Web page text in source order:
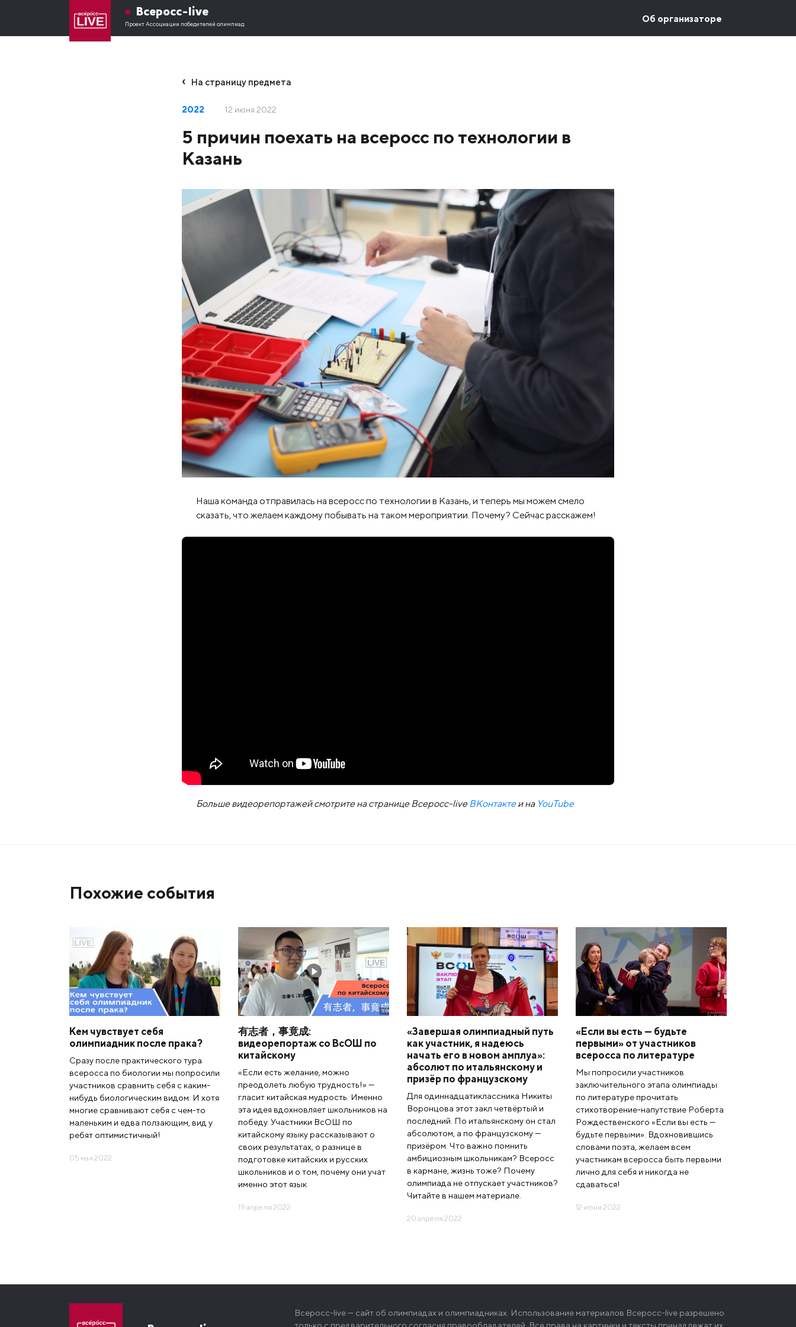
Всеросс-live
Проект Ассоциации победителей олимпиад
Об организаторе
На страницу предмета
2022 12 июня 2022
5 причин поехать на всеросс по технологии в
Казань
Наша команда отправилась на всеросс по технологии в Казань, и теперь мы можем смело
сказать, что желаем каждому побывать на таком мероприятии. Почему? Сейчас расскажем!
Больше видеорепортажей смотрите на странице Всеросс-liveВКонтактеи на YouTube
Похожие события
Кем чувствует себя
олимпиадник после прака?
Сразу после практического тура
всеросса по биологии мы попросили
участников сравнить себя с каким-
нибудь биологическим видом. И хотя
многие сравнивают себя с чем-то
маленьким и едва ползающим, вид у
ребят оптимистичный!
05 мая 2022
有志者，事竟成:
видеорепортаж со ВсОШ по
китайскому
«Если есть желание, можно
преодолеть любую трудность!» —
гласит китайская мудрость. Именно
эта идея вдохновляет школьников на
победу. Участники ВсОШ по
китайскому языку рассказывают о
своих результатах, о разнице в
подготовке китайских и русских
школьников и о том, почему они учат
именно этот язык
19 апреля 2022
«Завершая олимпиадный путь
как участник, я надеюсь
начать его в новом амплуа»:
абсолют по итальянскому и
призёр по французскому
Для одиннадцатиклассника Никиты
Воронцова этот закл четвёртый и
последний. По итальянскому он стал
абсолютом, а по французскому —
призёром. Что важно помнить
амбициозным школьникам? Всеросс
в кармане, жизнь тоже? Почему
олимпиада не отпускает участников?
Читайте в нашем материале.
20 апреля 2022
«Если вы есть — будьте
первыми» от участников
всеросса по литературе
Мы попросили участников
заключительного этапа олимпиады
по литературе прочитать
стихотворение-напутствие Роберта
Рождественского «Если вы есть —
будьте первыми». Вдохновившись
словами поэта, желаем всем
участникам всеросса быть первыми
лично для себя и никогда не
сдаваться!
12 июня 2022
Всеросс-live — сайт об олимпиадах и олимпиадниках. Использование материалов Всеросс-live разрешено
только с предварительного согласия правообладателей. Все права на картинки и тексты принадлежат их